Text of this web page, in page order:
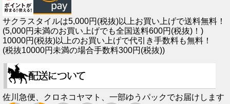
サクラスタイルは5,000円(税抜)以上お買い上げで送料無料！
(5,000円未満のお買い上げでも全国送料600円(税抜)！)
10000円(税抜)以上のお買い上げで代引き手数料も無料！
(税抜10000円未満の場合手数料300円(税抜))
佐川急便、クロネコヤマト、一部ゆうパックでお届けします